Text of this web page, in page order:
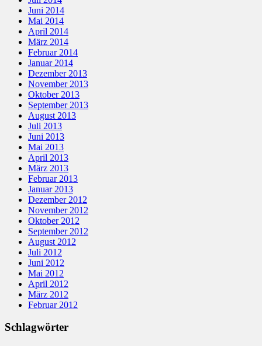
Juni 2014
Mai 2014
April 2014
März 2014
Februar 2014
Januar 2014
Dezember 2013
November 2013
Oktober 2013
September 2013
August 2013
Juli 2013
Juni 2013
Mai 2013
April 2013
März 2013
Februar 2013
Januar 2013
Dezember 2012
November 2012
Oktober 2012
September 2012
August 2012
Juli 2012
Juni 2012
Mai 2012
April 2012
März 2012
Februar 2012
Schlagwörter